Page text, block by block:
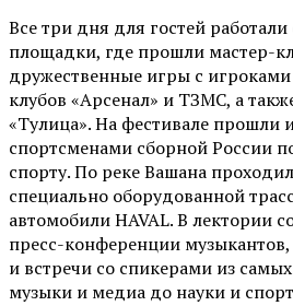
Все три дня для гостей
площадки, где прошли мастер-
дружественные игры с
клубов «Арсенал» и ТЗМС, а
«Тулица». На фестивале прошли
спортсменами сборной России
спорту. По реке Вашана
специально оборудованной
автомобили HAVAL. В лектории
пресс-конференции
и встречи со спикерами из
музыки и медиа до науки и